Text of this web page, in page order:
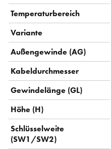
Temperaturbereich
Variante
Außengewinde (AG)
Kabeldurchmesser
Gewindelänge (GL)
Höhe (H)
Schlüsselweite
(SW1/SW2)